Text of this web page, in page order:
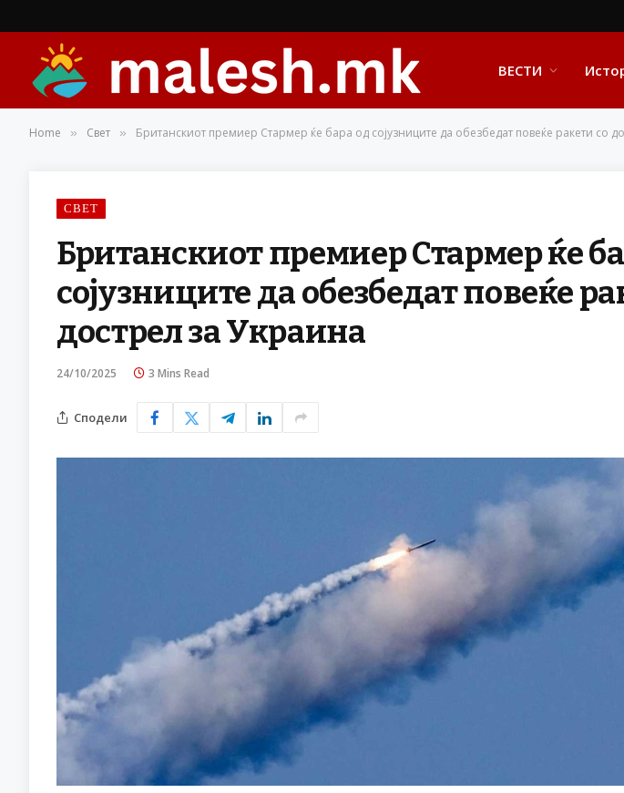
ВЕСТИ
Home » Свет » Британскиот премиер Стармер ќе бара од сојузниците да обезбедат повеќе ракети со
СВЕТ
Британскиот премиер Стармер ќе
сојузниците да обезбедат повеќе
дострел за Украина
24/10/2025 3 Mins Read
Сподели